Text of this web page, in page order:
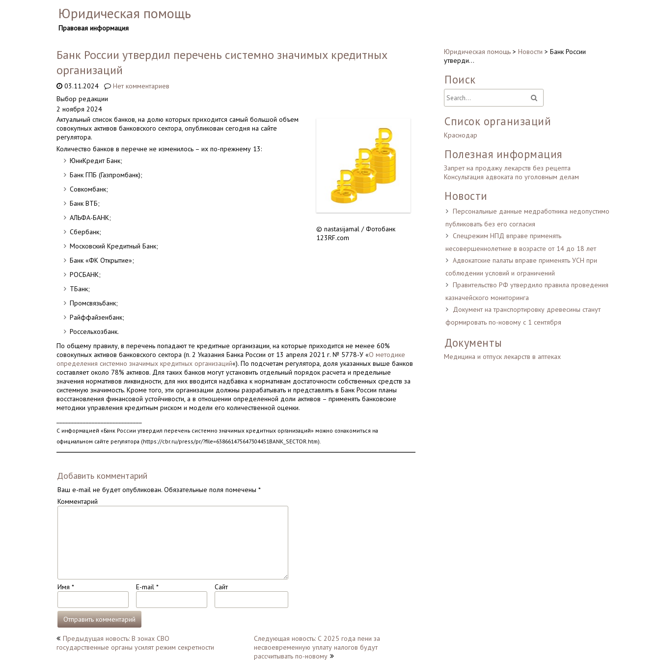
Юридическая помощь
Правовая информация
Банк России утвердил перечень системно значимых кредитных
организаций
03.11.2024
Нет комментариев
Выбор редакции
2 ноября 2024
© nastasijamal / Фотобанк
123RF.com
Актуальный список банков, на долю которых приходится самый большой объем
совокупных активов банковского сектора, опубликован сегодня на сайте
регулятора.
Количество банков в перечне не изменилось – их по-прежнему 13:
ЮниКредит Банк;
Банк ГПБ (Газпромбанк);
Совкомбанк;
Банк ВТБ;
АЛЬФА-БАНК;
Сбербанк;
Московский Кредитный Банк;
Банк «ФК Открытие»;
РОСБАНК;
ТБанк;
Промсвязьбанк;
Райффайзенбанк;
Россельхозбанк.
По общему правилу, в перечень попадают те кредитные организации, на которые приходится не менее 60%
совокупных активов банковского сектора (п. 2 Указания Банка России от 13 апреля 2021 г. № 5778-У «О методике
определения системно значимых кредитных организаций«). По подсчетам регулятора, доля указанных выше банков
составляет около 78% активов. Для таких банков могут установить отдельный порядок расчета и предельные
значения нормативов ликвидности, для них вводится надбавка к нормативам достаточности собственных средств за
системную значимость. Кроме того, эти организации должны разрабатывать и представлять в Банк России планы
восстановления финансовой устойчивости, а в отношении определенной доли активов – применять банковские
методики управления кредитным риском и модели его количественной оценки.
С информацией «Банк России утвердил перечень системно значимых кредитных организаций» можно ознакомиться на
официальном сайте регулятора (https://cbr.ru/press/pr/?file=638661475647304451BANK_SECTOR.htm).
Добавить комментарий
Ваш e-mail не будет опубликован. Обязательные поля помечены*
Комментарий
Имя* E-mail* Сайт
Навигация
по
Предыдущая новость: В зонах СВО
государственные органы усилят режим секретности
Следующая новость: С 2025 года пени за
несвоевременную уплату налогов будут
рассчитывать по-новому
Юридическая помощь > Новости > Банк России
утверди…
Поиск
Список организаций
Краснодар
Полезная информация
Запрет на продажу лекарств без рецепта
Консультация адвоката по уголовным делам
Новости
Персональные данные медработника недопустимо
публиковать без его согласия
Спецрежим НПД вправе применять
несовершеннолетние в возрасте от 14 до 18 лет
Адвокатские палаты вправе применять УСН при
соблюдении условий и ограничений
Правительство РФ утвердило правила проведения
казначейского мониторинга
Документ на транспортировку древесины станут
формировать по-новому с 1 сентября
Документы
Медицина и отпуск лекарств в аптеках